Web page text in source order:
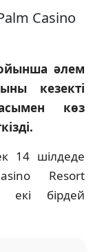
Casino
әлем
кезекті
көз
14 шілдеде
Resort
екі бірдей